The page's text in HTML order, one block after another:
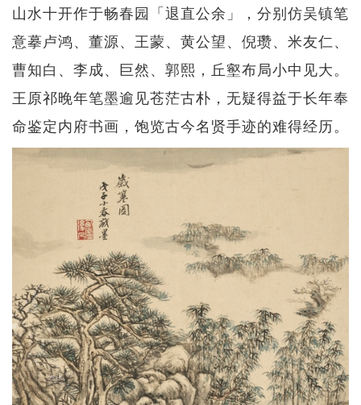
山水十开作于畅春园「退直公余」，分别仿吴镇笔
意摹卢鸿、董源、王蒙、黄公望、倪瓒、米友仁、
曹知白、李成、巨然、郭熙，丘壑布局小中见大。
王原祁晚年笔墨逾见苍茫古朴，无疑得益于长年奉
命鉴定内府书画，饱览古今名贤手迹的难得经历。